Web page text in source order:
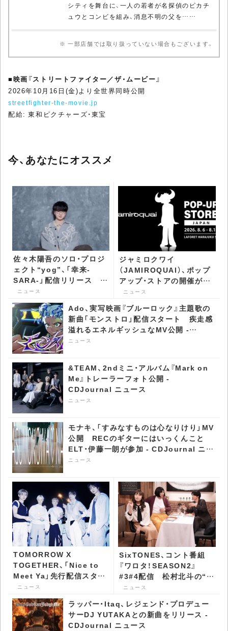
シティを舞台に、一人の若者が名探偵のピカチ
ュウとコンビを組み、消息不明の父を……
※ 一部店舗では取り扱っていない場合もございます。
■映画『ストリートファイター／ザ・ムービー』
2026年10月16日(金)より全世界同時公開
streetfighter-the-movie.jp
配給: 東和ピクチャーズ・東宝
今、あなたにオススメ
佐々木陽吾のソロ・プロジ
ェクト“yog”、「幸来-
SARA-」配信リリース
『ひるおび』8月EDテーマ
に決定 - CDJournal ニュ
ース
ニュース
ジャミロクワイ
（JAMIROQUAI）、ポップ
アップ・ストアの開催が決
定 アパレルやインテリア
アイテムなどを販売 -
CDJournal ニュース
ニュース
Ado、実写映画『ブルーロック』主題歌の
新曲「モンストロ」配信スタート 疾走感
溢れるエネルギッシュなMV公開 -
CDJournal ニュース
ニュース
&TEAM、2ndミニ・アルバム『Mark on
Me』トレーラーフォト公開 -
CDJournal ニュース
ニュース
モナキ、「すみなすものは心なりけり」MV
公開 RECのギターにはいっくんこと
ELT・伊藤一朗が参加 - CDJournal ニュ
ース
ニュース
TOMORROW X
TOGETHER、「Nice to
Meet Ya」先行配信スター
ト - CDJournal ニュース
ニュース
SixTONES、コント番組
『ワロタ！SEASON2』
#3#4配信 松村北斗の“あ
る表情”に大盛り上がり -
CDJournal ニュース
ニュース
ラッパー・Itaq、レジェンド・プロデュー
サーDJ YUTAKAとの新曲をリリース -
CDJournal ニュース